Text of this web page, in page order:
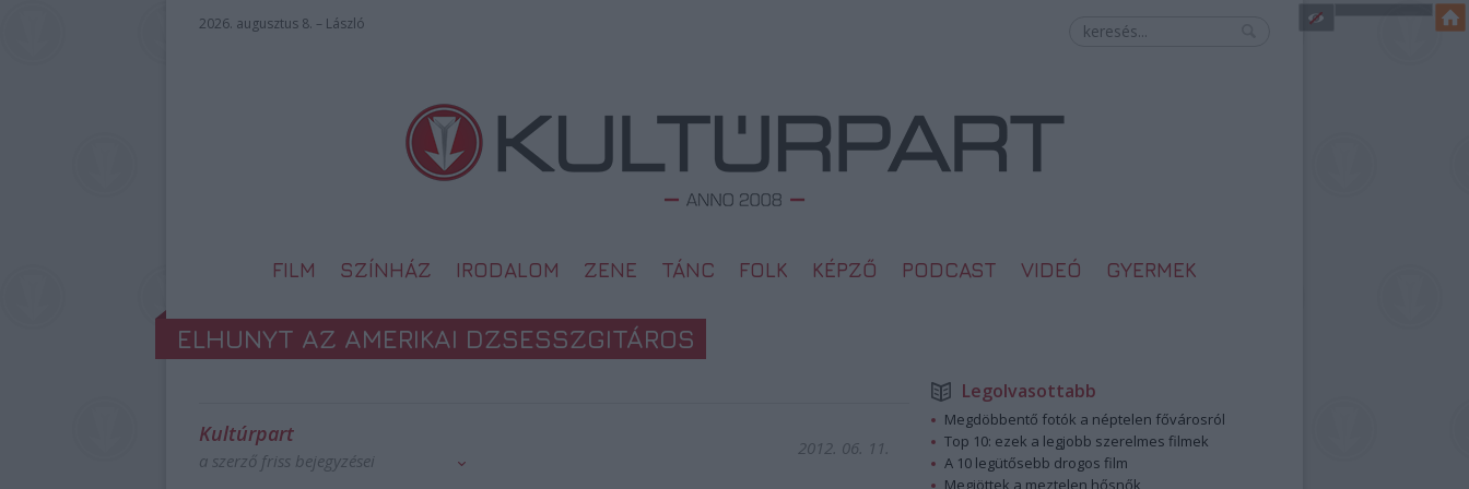
2026. augusztus 8. – László
FILM SZÍNHÁZ IRODALOM ZENE TÁNC FOLK KÉPZŐ PODCAST VIDEÓ GYERMEK
ELHUNYT AZ AMERIKAI DZSESSZGITÁROS
Kultúrpart
a szerző friss bejegyzései
2012. 06. 11.
Legolvasottabb
Megdöbbentő fotók a néptelen fővárosról
Top 10: ezek a legjobb szerelmes filmek
A 10 legütősebb drogos film
Megjöttek a meztelen hősnők